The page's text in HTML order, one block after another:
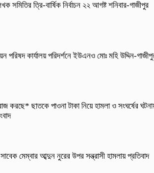
সমিতির ত্রি-বার্ষিক নির্বাচন ২২ আগষ্ট শনিবার-গাজীপুর
পরিষদ কার্যালয় পরিদর্শনে ইউএনও মোঃ মহি উদ্দিন-
করছে* ছাতকে পাওনা টাকা নিয়ে হামলা ও সংঘর্ষের
মেম্বার আব্দুন নুরের উপর সন্ত্রাসী হামলায় প্রতিবাদ